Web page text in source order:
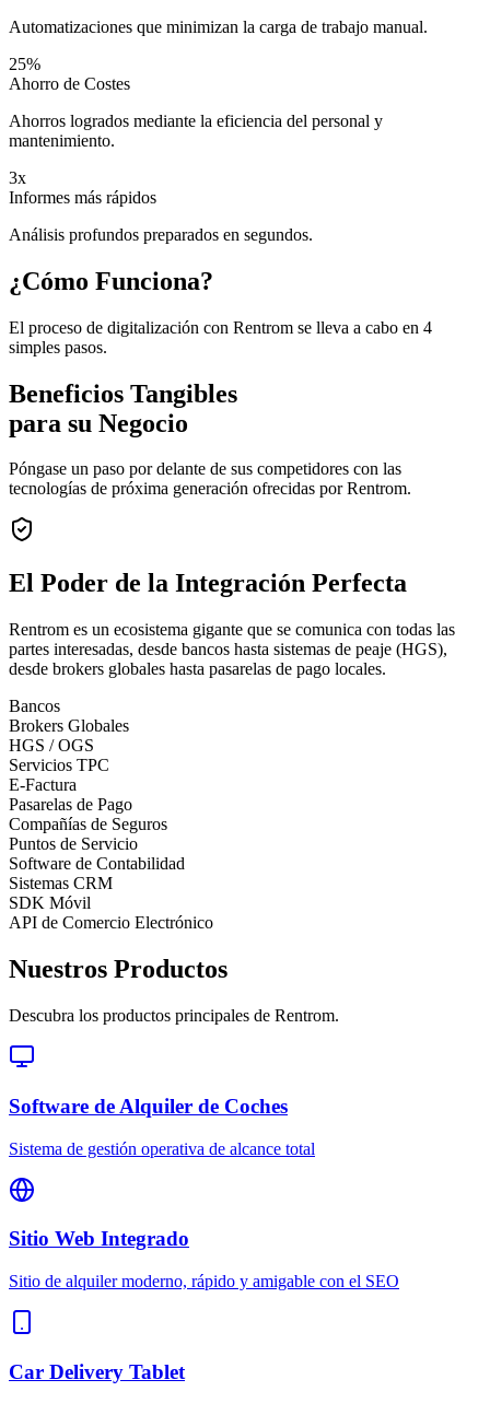
Automatizaciones que minimizan la carga de trabajo manual.
25%
Ahorro de Costes
Ahorros logrados mediante la eficiencia del personal y
mantenimiento.
3x
Informes más rápidos
Análisis profundos preparados en segundos.
¿Cómo Funciona?
El proceso de digitalización con Rentrom se lleva a cabo en 4
simples pasos.
Beneficios Tangibles
para su Negocio
Póngase un paso por delante de sus competidores con las
tecnologías de próxima generación ofrecidas por Rentrom.
El Poder de la Integración Perfecta
Rentrom es un ecosistema gigante que se comunica con todas las
partes interesadas, desde bancos hasta sistemas de peaje (HGS),
desde brokers globales hasta pasarelas de pago locales.
Bancos
Brokers Globales
HGS / OGS
Servicios TPC
E-Factura
Pasarelas de Pago
Compañías de Seguros
Puntos de Servicio
Software de Contabilidad
Sistemas CRM
SDK Móvil
API de Comercio Electrónico
Nuestros Productos
Descubra los productos principales de Rentrom.
Software de Alquiler de Coches
Sistema de gestión operativa de alcance total
Sitio Web Integrado
Sitio de alquiler moderno, rápido y amigable con el SEO
Car Delivery Tablet